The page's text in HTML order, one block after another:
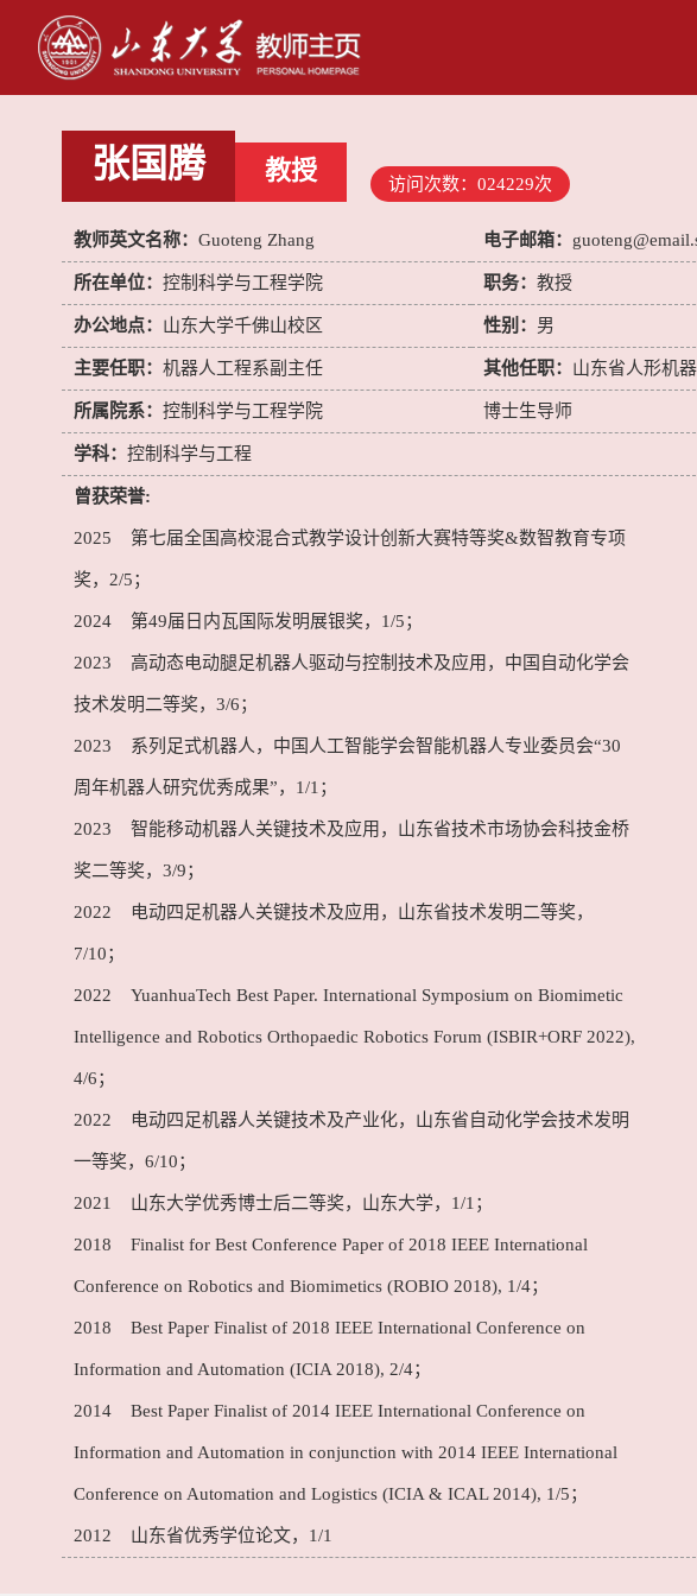
张国腾 教授 访问次数： 024229次
教师英文名称： Guoteng Zhang 电子邮箱：
所在单位： 控制科学与工程学院 职务： 教授
办公地点： 山东大学千佛山校区 性别： 男
主要任职： 机器人工程系副主任 其他任职： 山东省人形机
所属院系： 控制科学与工程学院 博士生导师
学科： 控制科学与工程
曾获荣誉:
2025 第七届全国高校混合式教学设计创新大赛特等奖&数智教育专项
奖，2/5；
2024 第49届日内瓦国际发明展银奖，1/5；
2023 高动态电动腿足机器人驱动与控制技术及应用，中国自动化学会
技术发明二等奖，3/6；
2023 系列足式机器人，中国人工智能学会智能机器人专业委员会“30
周年机器人研究优秀成果”，1/1；
2023 智能移动机器人关键技术及应用，山东省技术市场协会科技金桥
奖二等奖，3/9；
2022 电动四足机器人关键技术及应用，山东省技术发明二等奖，
7/10；
2022 YuanhuaTech Best Paper. International Symposium on Biomimetic
Intelligence and Robotics Orthopaedic Robotics Forum (ISBIR+ORF 2022),
4/6；
2022 电动四足机器人关键技术及产业化，山东省自动化学会技术发明
一等奖，6/10；
2021 山东大学优秀博士后二等奖，山东大学，1/1；
2018 Finalist for Best Conference Paper of 2018 IEEE International
Conference on Robotics and Biomimetics (ROBIO 2018), 1/4；
2018 Best Paper Finalist of 2018 IEEE International Conference on
Information and Automation (ICIA 2018), 2/4；
2014 Best Paper Finalist of 2014 IEEE International Conference on
Information and Automation in conjunction with 2014 IEEE International
Conference on Automation and Logistics (ICIA & ICAL 2014), 1/5；
2012 山东省优秀学位论文，1/1